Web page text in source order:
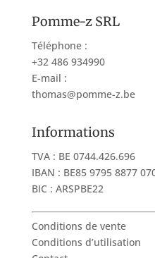
Pomme-z SRL
Téléphone :
+32 486 934990
E-mail :
thomas@pomme-z.be
Informations
TVA : BE 0744.426.696
IBAN : BE85 9795 8877
BIC : ARSPBE22
Conditions de vente
Conditions d’utilisation